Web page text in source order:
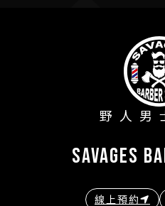
野人男
savages
線上預約